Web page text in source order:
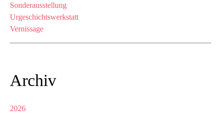
Sonderausstellung
Urgeschichtswerkstatt
Vernissage
Archiv
2026